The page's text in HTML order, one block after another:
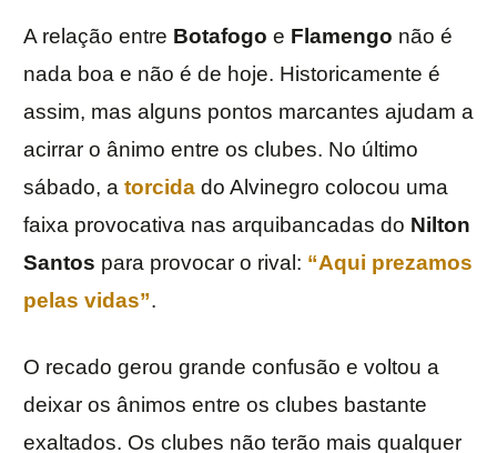
A relação entre Botafogo e Flamengo não é
nada boa e não é de hoje. Historicamente é
assim, mas alguns pontos marcantes ajudam a
acirrar o ânimo entre os clubes. No último
sábado, a torcida do Alvinegro colocou uma
faixa provocativa nas arquibancadas do Nilton
Santos para provocar o rival: “Aqui prezamos
pelas vidas”.
O recado gerou grande confusão e voltou a
deixar os ânimos entre os clubes bastante
exaltados. Os clubes não terão mais qualquer